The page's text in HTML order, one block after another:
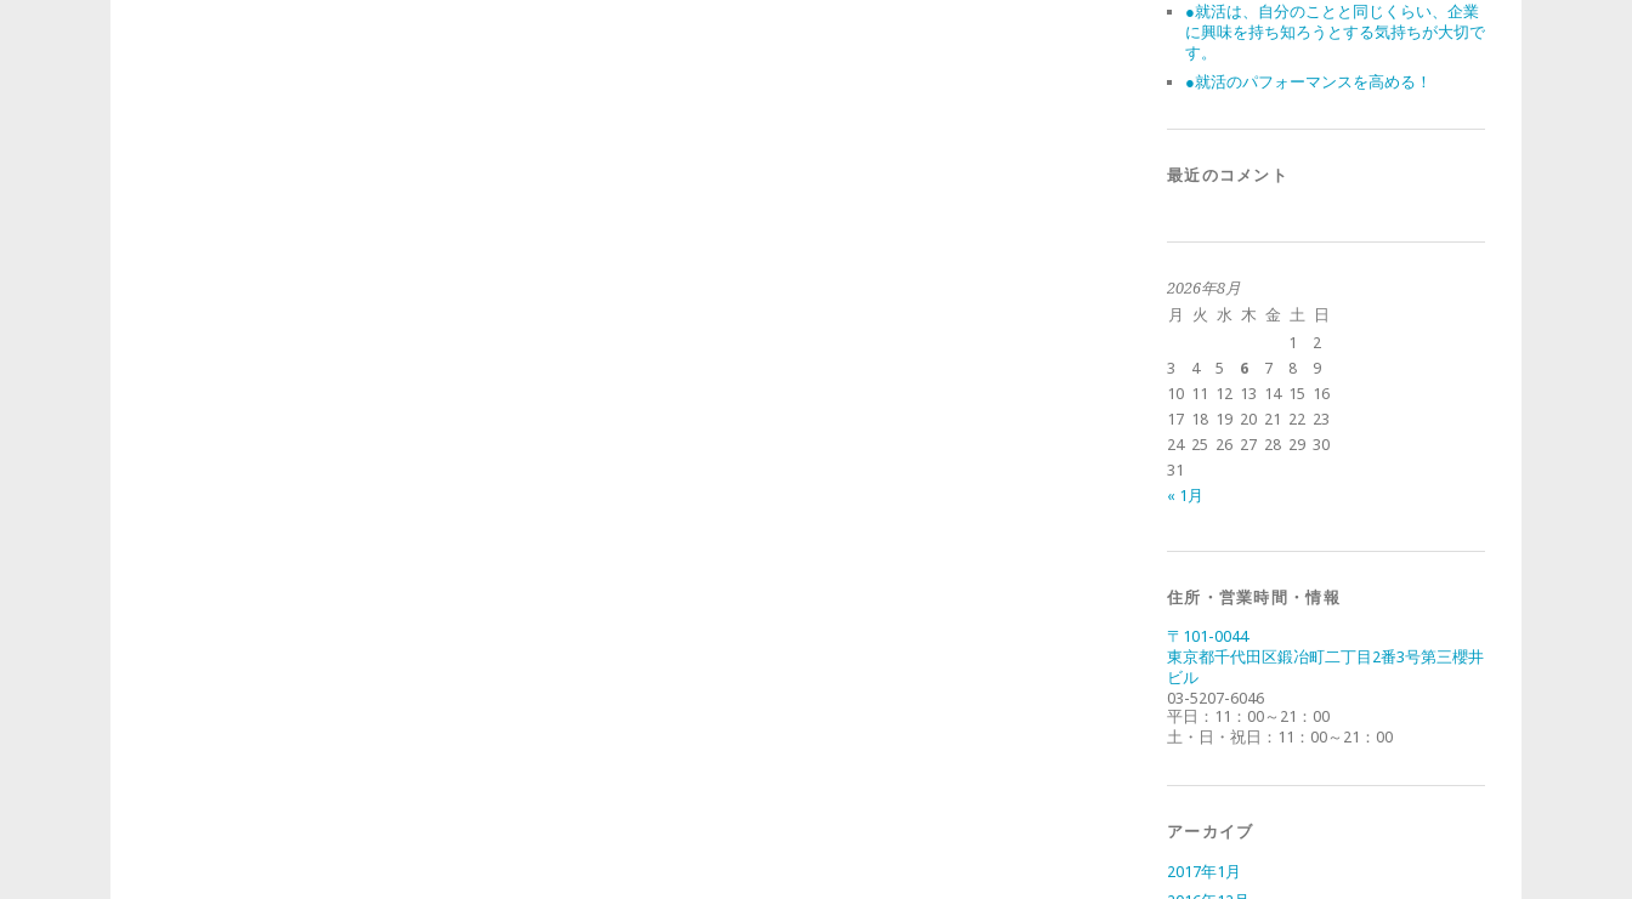
●就活は、自分のことと同じくらい、企業
に興味を持ち知ろうとする気持ちが大切で
す。
●就活のパフォーマンスを高める！
最近のコメント
2026年8月
月
火 水 木 金 土 日
« 1月
1
2
3
4 5 6 7 8
9
10 11 12 13 14 15 16
17 18 19 20 21 22 23
24 25 26 27 28 29 30
31
住所・営業時間・情報
〒101-0044
東京都千代田区鍛冶町二丁目2番3号第三櫻井
ビル
03-5207-6046
平日：11：00～21：00
土・日・祝日：11：00～21：00
アーカイブ
2017年1月